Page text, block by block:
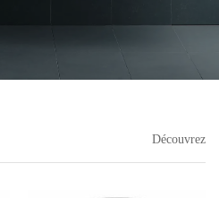
Découvrez